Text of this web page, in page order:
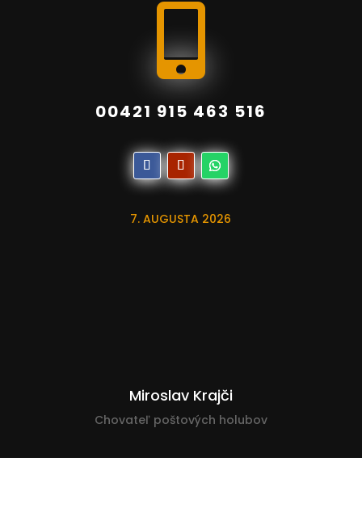

00421 915 463 516
7. AUGUSTA 2026
Miroslav Krajči
Chovateľ poštových holubov